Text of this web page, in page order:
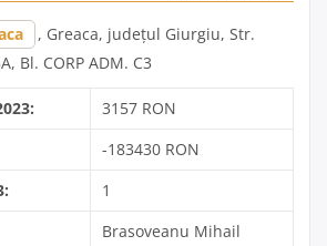
, Greaca, județul Giurgiu, Str.
Bl. CORP ADM. C3
3157 RON
-183430 RON
1
Brasoveanu Mihail